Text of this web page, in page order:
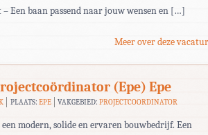
Een baan passend naar jouw wensen en […]
Meer over deze
(Epe) Epe
PLAATS: EPE VAKGEBIED:PROJECTCOORDINATOR
modern, solide en ervaren bouwbedrijf. Een